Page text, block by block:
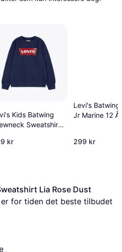
Kids Batwing
Sweatshirt
kr
Levi's Batwing
Jr Marine 12 År
299 kr
Lia Rose Dust
for tiden det beste tilbudet